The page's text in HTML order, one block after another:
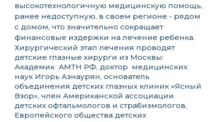
высокотехнологичную медицинскую помощь,
ранее недоступную, в своем регионе - рядом
с домом, что значительно сокращает
финансовые издержки на лечение ребенка.
Хирургический этап лечения проводят
детские глазные хирурги из Москвы:
Академик АМТН РФ, доктор медицинских
наук Игорь Азнаурян, основатель
объединения детских глазных клиник «Ясный
Взор», член Американской ассоциации
детских офтальмологов и страбизмологов,
Европейского общества детских